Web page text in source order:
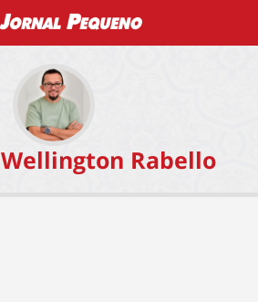
Wellington Rabello